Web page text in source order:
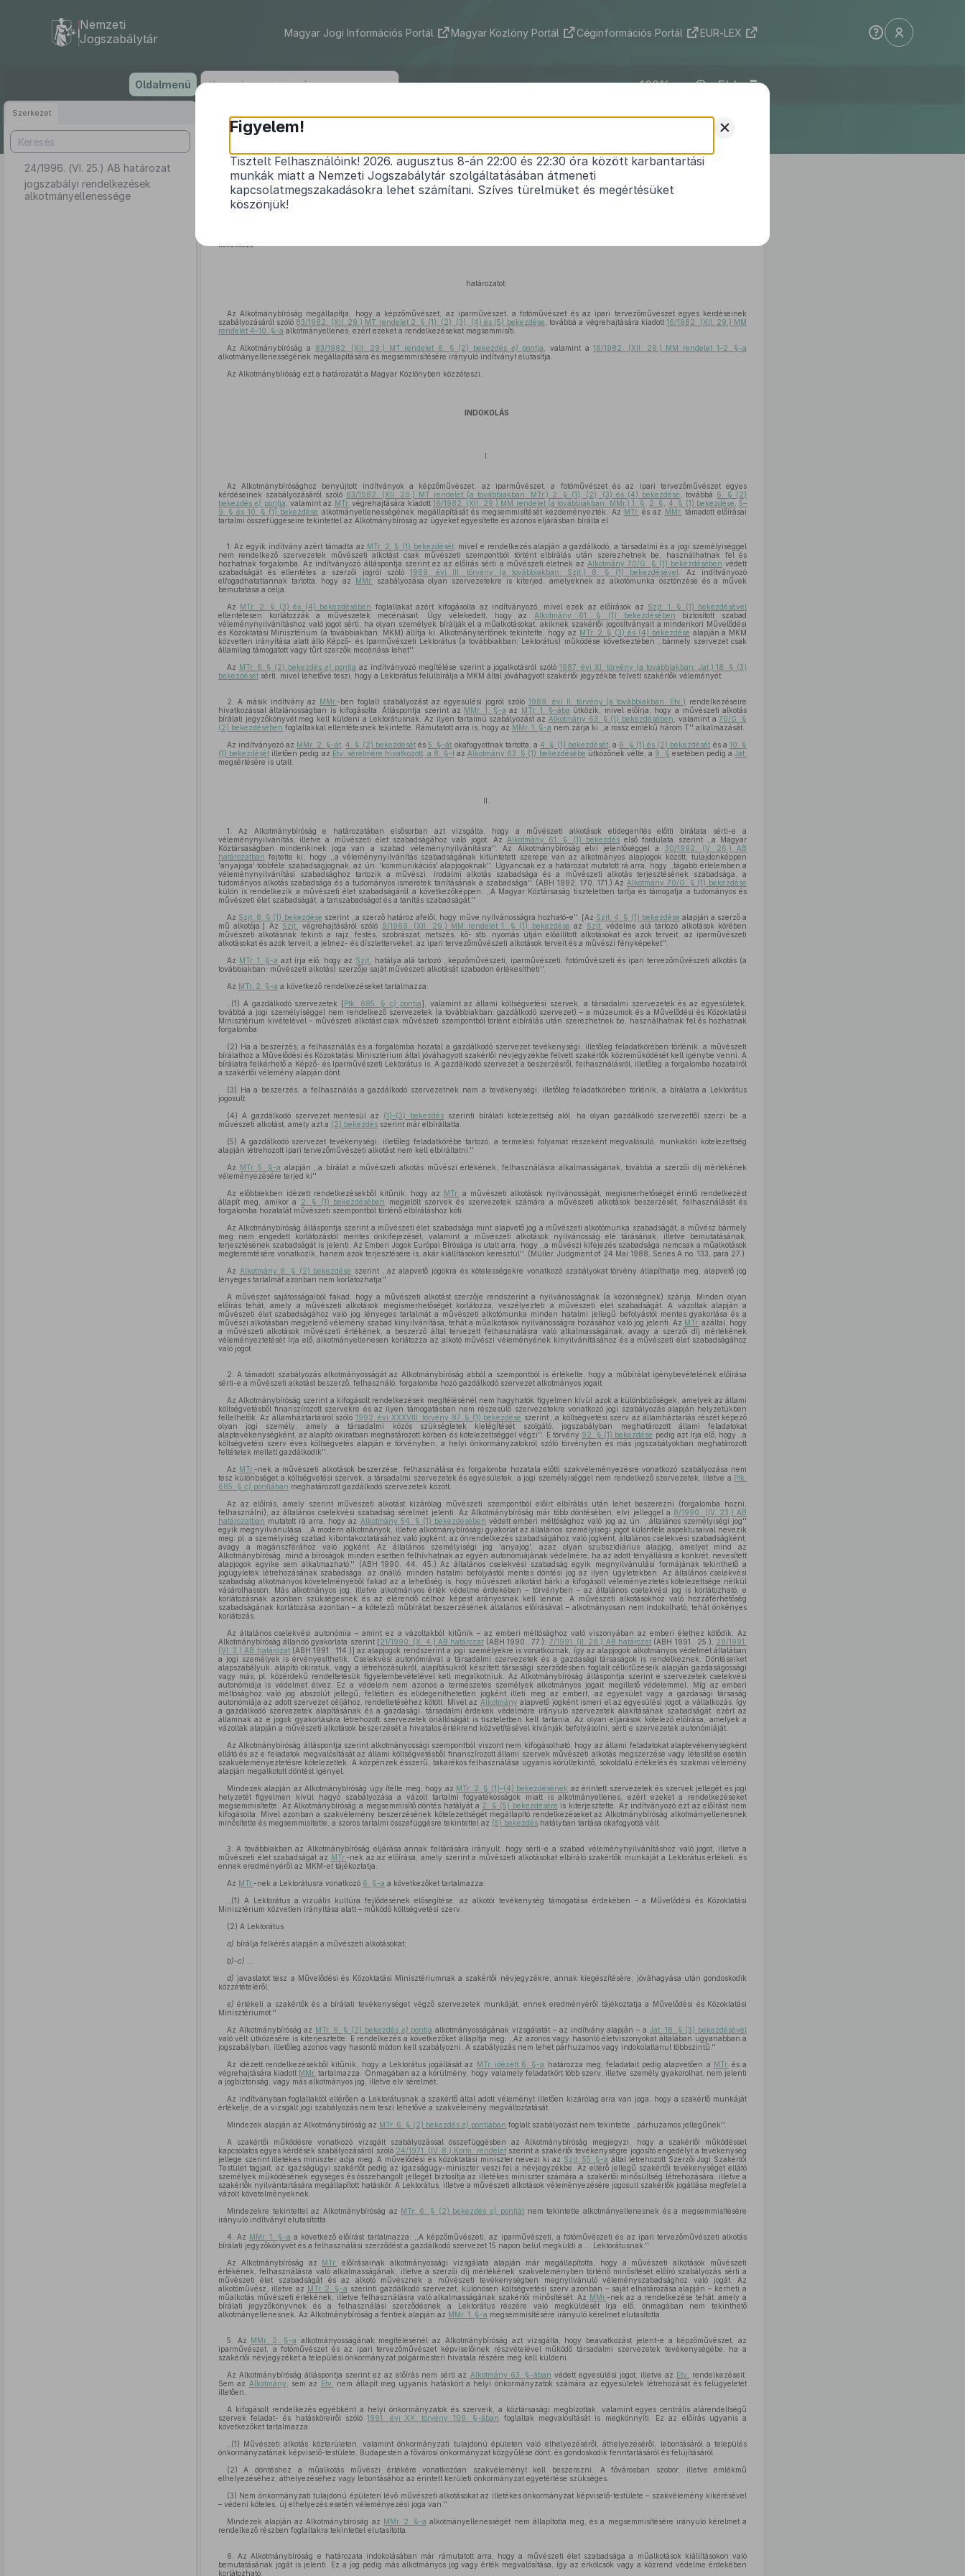
tartalomra
Nemzeti
Jogszabálytár
Magyar Jogi Információs Portál Magyar Közlöny Portál Céginformációs Portál EUR-LEX
Oldalmenü ELI
Szerkezet
24/1996. (VI. 25.) AB határozat
jogszabályi rendelkezések
alkotmányellenessége
24/1996. (VI. 25.) AB határozat1
A MAGYAR KÖZTÁRSASÁG NEVÉBEN!
Hatályos: 1996. 06. 25. – 2013. 03. 31.
következő
határozatot:
Az Alkotmánybíróság megállapítja, hogy a képzőművészet, az iparművészet, a fotóművészet és az ipari tervezőművészet egyes kérdéseinek
szabályozásáról szóló 83/1982. (XII. 29.) MT rendelet 2. § (1), (2), (3), (4) és (5) bekezdése , továbbá a végrehajtására kiadott16/1982. (XII. 29.) MM
rendelet 4–10. §-a alkotmányellenes, ezért ezeket a rendelkezéseket megsemmisíti.
Az Alkotmánybíróság a
83/1982. (XII. 29.) MT rendelet 6. § (2) bekezdés e) pontja , valamint a16/1982. (XII. 29.) MM rendelet 1–2. §-a
alkotmányellenességének megállapítására és megsemmisítésére irányuló indítványt elutasítja.
Az Alkotmánybíróság ezt a határozatát a Magyar Közlönyben közzéteszi.
INDOKOLÁS
I.
Az Alkotmánybírósághoz benyújtott indítványok a képzőművészet, az iparművészet, a fotóművészet és az ipari tervezőművészet egyes
kérdéseinek szabályozásáról szóló 83/1982. (XII. 29.) MT rendelet (a továbbiakban: MTr.) 2. § (1), (2), (3) és (4) bekezdése , továbbá 6. § (2)
bekezdése) pontja , valamint az MTr. végrehajtására kiadott 16/1982. (XII. 29.) MM rendelet (a továbbiakban: MMr.) 1. § 2. § 4. § (1) bekezdése ,5–
9. § és 10. § (1) bekezdése alkotmányellenességének megállapítását és megsemmisítését kezdeményezték. Az MTr. és az MMr. támadott előírásai
tartalmi összefüggéseire tekintettel az Alkotmánybíróság az ügyeket egyesítette és azonos eljárásban bírálta el.
1. Az egyik indítvány azért támadta az MTr. 2. § (1) bekezdését, mivel e rendelkezés alapján a gazdálkodó, a társadalmi és a jogi személyiséggel
nem rendelkező szervezetek művészeti alkotást csak művészeti szempontból történt elbírálás után szerezhetnek be, használhatnak fel és
hozhatnak forgalomba. Az indítványozó álláspontja szerint ez az előírás sérti a művészeti életnek az Alkotmány 70/G. § (1) bekezdésében védett
szabadságát és ellentétes a szerzői jogról szóló 1969. évi III. törvény (a továbbiakban: Szjt.) 8. § (1) bekezdésével . Az indítványozó
elfogadhatatlannak tartotta, hogy az MMr.
szabályozása olyan szervezetekre is kiterjed, amelyeknek az alkotómunka ösztönzése és a művek
bemutatása a célja.
Az MTr. 2. § (3) és (4) bekezdésében foglaltakat azért kifogásolta az indítványozó, mivel ezek az előírások az Szjt. 1. § (1) bekezdésével
ellentétesen korlátozzák a művészetek mecénásait. Úgy vélekedett, hogy az Alkotmány 61. § (1) bekezdésében biztosított szabad
véleménynyilvánításhoz való jogot sérti, ha olyan személyek bírálják el a műalkotásokat, akiknek szakértői jogosítványait a mindenkori Művelődési
és Közoktatási Minisztérium (a továbbiakban: MKM) állítja ki. Alkotmánysértőnek tekintette, hogy az MTr. 2. § (3) és (4) bekezdése alapján a MKM
közvetlen irányítása alatt álló Képző- és Iparművészeti Lektorátus (a továbbiakban: Lektorátus) működése következtében ,,bármely szervezet csak
államilag támogatott vagy tűrt szerzők mecénása lehet''.
Az MTr. 6. § (2) bekezdése) pontja az indítványozó megítélése szerint a jogalkotásról szóló1987. évi XI. törvény (a továbbiakban: Jat.) 18. § (3)
bekezdésétsérti, mivel lehetővé teszi, hogy a Lektorátus felülbírálja a MKM által jóváhagyott szakértői jegyzékbe felvett szakértők véleményét.
2. A másik indítvány az MMr.-ben foglalt szabályozást az egyesülési jogról szóló 1989. évi II. törvény (a továbbiakban: Etv.) rendelkezéseire
hivatkozással általánosságban is kifogásolta. Álláspontja szerint az MMr. 1. §-a az MTr. 1. §-ába ütközik, mivel előírja, hogy a művészeti alkotás
bírálati jegyzőkönyvét meg kell küldeni a Lektorátusnak. Az ilyen tartalmú szabályozást az Alkotmány 63. § (1) bekezdésében , valamint a70/G. §
(2) bekezdésében foglaltakkal ellentétesnek tekintette. Rámutatott arra is, hogy az MMr. 1. §-a nem zárja ki ,,a rossz emlékű három T'' alkalmazását.
Az indítványozó az MMr. 2. §-át,4. § (2) bekezdésétés5. §-át okafogyottnak tartotta, a4. § (1) bekezdését, a 6. § (1) és (2) bekezdését és a10. §
(1) bekezdésétilletően pedig az Etv. sérelmére hivatkozott, a 8. §-taz Alkotmány 63. § (1) bekezdésébe ütközőnek vélte, a 9. § esetében pedig aJat.
megsértésére is utalt.
II.
1. Az Alkotmánybíróság e határozatában elsősorban azt vizsgálta, hogy a művészeti alkotások elidegenítés előtti bírálata sérti-e a
véleménynyilvánítás, illetve a művészeti élet szabadságához való jogot. Az Alkotmány 61. § (1) bekezdéselső fordulata szerint ,,a Magyar
Köztársaságban mindenkinek joga van a szabad véleménynyilvánításra''. Az Alkotmánybíróság elvi jelentőséggel a 30/1992. (V. 26.) AB
határozatban fejtette ki, hogy ,,a véleménynyilvánítás szabadságának kitüntetett szerepe van az alkotmányos alapjogok között, tulajdonképpen
'anyajoga' többféle szabadságjognak, az ún. 'kommunikációs' alapjogoknak''. Ugyancsak ez a határozat mutatott rá arra, hogy ,,tágabb értelemben a
véleménynyilvánítási szabadsághoz tartozik a művészi, irodalmi alkotás szabadsága és a művészeti alkotás terjesztésének szabadsága, a
tudományos alkotás szabadsága és a tudományos ismeretek tanításának a szabadsága''. (ABH 1992. 170, 171.) Az Alkotmány 70/G. § (1) bekezdése
külön is rendelkezik a művészeti élet szabadságáról a következőképpen: ,,A Magyar Köztársaság tiszteletben tartja és támogatja a tudományos és
művészeti élet szabadságát, a tanszabadságot és a tanítás szabadságát.''
Az Szjt. 8. § (1) bekezdése szerint ,,a szerző határoz afelől, hogy műve nyilvánosságra hozható-e''. [Az Szjt. 4. § (1) bekezdése alapján a szerző a
mű alkotója.] Az Szjt. végrehajtásáról szóló 9/1969. (XII. 29.) MM rendelet 1. § (1) bekezdése az Szjt.
védelme alá tartozó alkotások körében
művészeti alkotásnak tekinti a rajz, festés, szobrászat, metszés, kő- stb. nyomás útján előállított alkotásokat és azok terveit, az iparművészeti
alkotásokat és azok terveit, a jelmez- és díszletterveket, az ipari tervezőművészeti alkotások terveit és a művészi fényképeket''.
Az MTr. 1. §-a azt írja elő, hogy az Szjt.
hatálya alá tartozó ,,képzőművészeti, iparművészeti, fotóművészeti és ipari tervezőművészeti alkotás (a
továbbiakban: művészeti alkotás) szerzője saját művészeti alkotását szabadon értékesítheti''.
Az MTr. 2. §-a a következő rendelkezéseket tartalmazza:
,,(1) A gazdálkodó szervezetek [Ptk. 685. § c) pontja], valamint az állami költségvetési szervek, a társadalmi szervezetek és az egyesületek,
továbbá a jogi személyiséggel nem rendelkező szervezetek (a továbbiakban: gazdálkodó szervezet) – a múzeumok és a Művelődési és Közoktatási
Minisztérium kivételével – művészeti alkotást csak művészeti szempontból történt elbírálás után szerezhetnek be, használhatnak fel és hozhatnak
forgalomba.
(2) Ha a beszerzés, a felhasználás és a forgalomba hozatal a gazdálkodó szervezet tevékenységi, illetőleg feladatkörében történik, a művészeti
bírálathoz a Művelődési és Közoktatási Minisztérium által jóváhagyott szakértői névjegyzékbe felvett szakértők közreműködését kell igénybe venni. A
bírálatra felkérhető a Képző- és Iparművészeti Lektorátus is. A gazdálkodó szervezet a beszerzésről, felhasználásról, illetőleg a forgalomba hozatalról
a szakértői vélemény alapján dönt.
(3) Ha a beszerzés, a felhasználás a gazdálkodó szervezetnek nem a tevékenységi, illetőleg feladatkörében történik, a bírálatra a Lektorátus
jogosult.
(4) A gazdálkodó szervezet mentesül az (1)–(3) bekezdés szerinti bírálati kötelezettség alól, ha olyan gazdálkodó szervezettől szerzi be a
művészeti alkotást, amely azt a (2) bekezdésszerint már elbíráltatta.
(5) A gazdálkodó szervezet tevékenységi, illetőleg feladatkörébe tartozó, a termelési folyamat részeként megvalósuló, munkaköri kötelezettség
alapján létrehozott ipari tervezőművészeti alkotást nem kell elbíráltatni.''
Az MTr. 5. §-a alapján ,,a bírálat a művészeti alkotás művészi értékének, felhasználásra alkalmasságának, továbbá a szerzői díj mértékének
véleményezésére terjed ki''.
Az előbbiekben idézett rendelkezésekből kitűnik, hogy az MTr. a művészeti alkotások nyilvánosságát, megismerhetőségét érintő rendelkezést
állapít meg, amikor a
2. § (1) bekezdésében megjelölt szervek és szervezetek számára a művészeti alkotások beszerzését, felhasználását és
forgalomba hozatalát művészeti szempontból történő elbíráláshoz köti.
Az Alkotmánybíróság álláspontja szerint a művészeti élet szabadsága mint alapvető jog a művészeti alkotómunka szabadságát, a művész bármely
meg nem engedett korlátozástól mentes önkifejezését, valamint a művészeti alkotások nyilvánosság elé tárásának, illetve bemutatásának,
terjesztésének szabadságát is jelenti. Az Emberi Jogok Európai Bírósága is utalt arra, hogy ,,a művészi kifejezés szabadsága nemcsak a műalkotások
megteremtésére vonatkozik, hanem azok terjesztésére is, akár kiállításokon keresztül''. (Müller, Judgment of 24 Mai 1988, Series A no. 133, para 27.)
Az Alkotmány 8. § (2) bekezdése szerint ,,az alapvető jogokra és kötelességekre vonatkozó szabályokat törvény állapíthatja meg, alapvető jog
lényeges tartalmát azonban nem korlátozhatja''.
A művészet sajátosságaiból fakad, hogy a művészeti alkotást szerzője rendszerint a nyilvánosságnak (a közönségnek) szánja. Minden olyan
előírás tehát, amely a művészeti alkotások megismerhetőségét korlátozza, veszélyezteti a művészeti élet szabadságát. A vázoltak alapján a
művészeti élet szabadságához való jog lényeges tartalmát a művészeti alkotómunka minden hatalmi jellegű befolyástól mentes gyakorlása és a
művészi alkotásban megjelenő vélemény szabad kinyilvánítása, tehát a műalkotások nyilvánosságra hozásához való jog jelenti. Az MTr. azáltal, hogy
a művészeti alkotások művészeti értékének, a beszerző által tervezett felhasználásra való alkalmasságának, avagy a szerzői díj mértékének
véleményeztetését írja elő, alkotmányellenesen korlátozza az alkotó művészi véleményének kinyilvánításához és a művészeti élet szabadságához
való jogot.
2. A támadott szabályozás alkotmányosságát az Alkotmánybíróság abból a szempontból is értékelte, hogy a műbírálat igénybevételének előírása
sérti-e a művészeti alkotást beszerző, felhasználó, forgalomba hozó gazdálkodó szervezet alkotmányos jogait.
Az Alkotmánybíróság szerint a kifogásolt rendelkezések megítélésénél nem hagyhatók figyelmen kívül azok a különbözőségek, amelyek az állami
költségvetésből finanszírozott szervekre és az ilyen támogatásban nem részesülő szervezetekre vonatkozó jogi szabályozás alapján helyzetükben
fellelhetők. Az államháztartásról szóló 1992. évi XXXVIII. törvény 87. § (1) bekezdése szerint ,,a költségvetési szerv az államháztartás részét képező
olyan jogi személy, amely a társadalmi közös szükségletek kielégítését szolgáló, jogszabályban meghatározott állami feladatokat
alaptevékenységként, az alapító okiratban meghatározott körben és kötelezettséggel végzi''. E törvény 92. § (1) bekezdése pedig azt írja elő, hogy ,,a
költségvetési szerv éves költségvetés alapján e törvényben, a helyi önkormányzatokról szóló törvényben és más jogszabályokban meghatározott
feltételek mellett gazdálkodik''.
Az MTr.-nek a művészeti alkotások beszerzése, felhasználása és forgalomba hozatala előtti szakvéleményezésre vonatkozó szabályozása nem
tesz különbséget a költségvetési szervek, a társadalmi szervezetek és egyesületek, a jogi személyiséggel nem rendelkező szervezetek, illetve a Ptk.
685. § c) pontjában meghatározott gazdálkodó szervezetek között.
Az az előírás, amely szerint művészeti alkotást kizárólag művészeti szempontból előírt elbírálás után lehet beszerezni (forgalomba hozni,
felhasználni), az általános cselekvési szabadság sérelmét jelenti. Az Alkotmánybíróság már több döntésében, elvi jelleggel a 8/1990. (IV. 23.) AB
határozatban mutatott rá arra, hogy az Alkotmány 54. § (1) bekezdésében védett emberi méltósághoz való jog az ún. ,,általános személyiségi jog''
egyik megnyilvánulása. ,,A modern alkotmányok, illetve alkotmánybírósági gyakorlat az általános személyiségi jogot különféle aspektusaival nevezik
meg: pl. a személyiség szabad kibontakoztatásához való jogként, az önrendelkezés szabadságához való jogként, általános cselekvési szabadságként,
avagy a magánszférához való jogként. Az általános személyiségi jog 'anyajog', azaz olyan szubszidiárius alapjog, amelyet mind az
Alkotmánybíróság, mind a bíróságok minden esetben felhívhatnak az egyén autonómiájának védelmére, ha az adott tényállásra a konkrét, nevesített
alapjogok egyike sem alkalmazható.'' (ABH 1990. 44, 45.) Az általános cselekvési szabadság egyik megnyilvánulási formájának tekinthető a
jogügyletek létrehozásának szabadsága, az önálló, minden hatalmi befolyástól mentes döntési jog az ilyen ügyletekben. Az általános cselekvési
szabadság alkotmányos követelményéből fakad az a lehetőség is, hogy művészeti alkotást bárki a kifogásolt véleményeztetés kötelezettsége nélkül
vásárolhasson. Más alkotmányos jog, illetve alkotmányos érték védelme érdekében – törvényben – az általános cselekvési jog is korlátozható, e
korlátozásnak azonban szükségesnek és az elérendő célhoz képest arányosnak kell lennie. A művészeti alkotásokhoz való hozzáférhetőség
szabadságának korlátozása azonban – a kötelező műbírálat beszerzésének általános előírásával – alkotmányosan nem indokolható, tehát önkényes
korlátozás.
Az általános cselekvési autonómia – amint ez a vázoltakból kitűnik – az emberi méltósághoz való viszonyában az emberi élethez kötődik. Az
Alkotmánybíróság állandó gyakorlata szerint [21/1990. (X. 4.) AB határozat (ABH 1990., 77.); 7/1991. (II. 28.) AB határozat(ABH 1991., 25.), 28/1991.
(VI. 3.) AB határozat(ABH 1991., 114.)] az alapjogok rendszerint a jogi személyekre is vonatkoznak, így az alapjogok alkotmányos védelmét általában
a jogi személyek is érvényesíthetik. Cselekvési autonómiával a társadalmi szervezetek és a gazdasági társaságok is rendelkeznek. Döntéseiket
alapszabályuk, alapító okiratuk, vagy a létrehozásukról, alapításukról készített társasági szerződésben foglalt célkitűzéseik alapján gazdaságossági
vagy más, pl. közérdekű rendeltetésük figyelembevételével kell megalkotniuk. Az Alkotmánybíróság álláspontja szerint e szervezetek cselekvési
autonómiája is védelmet élvez. Ez a védelem nem azonos a természetes személyek alkotmányos jogait megillető védelemmel. Míg az emberi
méltósághoz való jog abszolút jellegű, feltétlen és elidegeníthetetlen jogként illeti meg az embert, az egyesület vagy a gazdasági társaság
autonómiája az adott szervezet céljához, rendeltetéséhez kötött. Mivel az Alkotmány alapvető jogként ismeri el az egyesülési jogot, a vállalkozás, így
a gazdálkodó szervezetek alapításának és a gazdasági, társadalmi érdekek védelmére irányuló szervezetek alakításának szabadságát, ezért az
államnak az e jogok gyakorlására létrehozott szervezetek önállóságát is tiszteletben kell tartania. Az olyan eljárások kötelező előírása, amelyek a
vázoltak alapján a művészeti alkotások beszerzését a hivatalos értékrend közvetítésével kívánják befolyásolni, sérti e szervezetek autonómiáját.
Az Alkotmánybíróság álláspontja szerint alkotmányossági szempontból viszont nem kifogásolható, hogy az állami feladatokat alaptevékenységként
ellátó és az e feladatok megvalósítását az állami költségvetésből finanszírozott állami szervek művészeti alkotás megszerzése vagy létesítése esetén
szakvéleményeztetésre kötelezettek. A közpénzek ésszerű, takarékos felhasználása ugyanis körültekintő, sokoldalú értékelés és szakmai vélemény
alapján megalkotott döntést igényel.
Mindezek alapján az Alkotmánybíróság úgy ítélte meg, hogy az MTr. 2. § (1)–(4) bekezdésének az érintett szervezetek és szervek jellegét és jogi
helyzetét figyelmen kívül hagyó szabályozása a vázolt tartalmi fogyatékosságok miatt is alkotmányellenes, ezért ezeket a rendelkezéseket
megsemmisítette. Az Alkotmánybíróság a megsemmisítő döntés hatályát a 2. § (5) bekezdésére is kiterjesztette. Az indítványozó ezt az előírást nem
kifogásolta. Mivel azonban a szakvélemény beszerzésének kötelezettségét megállapító rendelkezéseket az Alkotmánybíróság alkotmányellenesnek
minősítette és megsemmisítette, a szoros tartalmi összefüggésre tekintettel az (5) bekezdéshatályban tartása okafogyottá vált.
3. A továbbiakban az Alkotmánybíróság eljárása annak feltárására irányult, hogy sérti-e a szabad véleménynyilvánításhoz való jogot, illetve a
művészeti élet szabadságát az MTr.-nek az az előírása, amely szerint a művészeti alkotásokat elbíráló szakértők munkáját a Lektorátus értékeli, és
ennek eredményéről az MKM-et tájékoztatja.
Az MTr.-nek a Lektorátusra vonatkozó 6. §-a a következőket tartalmazza:
,,(1) A Lektorátus a vizuális kultúra fejlődésének elősegítése, az alkotói tevékenység támogatása érdekében – a Művelődési és Közoktatási
Minisztérium közvetlen irányítása alatt – működő költségvetési szerv.
(2) A Lektorátus
a) bírálja felkérés alapján a művészeti alkotásokat;
b)–c)
d) javaslatot tesz a Művelődési és Közoktatási Minisztériumnak a szakértői névjegyzékre, annak kiegészítésére; jóváhagyása után gondoskodik
közzétételéről;
e) értékeli a szakértők és a bírálati tevékenységet végző szervezetek munkáját, ennek eredményéről tájékoztatja a Művelődési és Közoktatási
Minisztériumot.''
Az Alkotmánybíróság az MTr. 6. § (2) bekezdés e) pontja alkotmányosságának vizsgálatát – az indítvány alapján – a Jat. 18. § (3) bekezdésével
való vélt ütközésére is kiterjesztette. E rendelkezés a következőket állapítja meg: ,,Az azonos vagy hasonló életviszonyokat általában ugyanabban a
jogszabályban, illetőleg azonos vagy hasonló módon kell szabályozni. A szabályozás nem lehet párhuzamos vagy indokolatlanul többszintű.''
Az idézett rendelkezésekből kitűnik, hogy a Lektorátus jogállását az MTr. idézett 6. §-a határozza meg, feladatait pedig alapvetően a MTr. és a
végrehajtására kiadott MMr. tartalmazza. Önmagában az a körülmény, hogy valamely feladatkört több szerv, illetve személy gyakorolhat, nem jelenti
a jogbiztonság, vagy más alkotmányos jog, illetve elv sérelmét.
Az indítványban foglaltaktól eltérően a Lektorátusnak a szakértő által adott véleményt illetően kizárólag arra van joga, hogy a szakértő munkáját
értékelje, de a vizsgált jogi szabályozás nem teszi lehetővé a szakvélemény megváltoztatását.
Mindezek alapján az Alkotmánybíróság az MTr. 6. § (2) bekezdés e) pontjában foglalt szabályozást nem tekintette ,,párhuzamos jellegűnek''.
A szakértői működésre vonatkozó vizsgált szabályozással összefüggésben az Alkotmánybíróság megjegyzi, hogy a szakértői működéssel
kapcsolatos egyes kérdések szabályozásáról szóló 24/1971. (IV. 8.) Korm. rendeletszerint a szakértői tevékenységre jogosító engedélyt a tevékenység
jellege szerint illetékes miniszter adja meg. A művelődési és közoktatási miniszter nevezi ki az Szjt. 55. §-a által létrehozott Szerzői Jogi Szakértői
Testület tagjait, az igazságügyi szakértőt pedig az igazságügy-miniszter veszi fel a névjegyzékbe. Az eltérő jellegű szakértői tevékenységet ellátó
személyek működésének egységes és összehangolt jellegét biztosítja az illetékes miniszter számára a szakértői minősültség létrehozására, illetve a
szakértők nyilvántartására megállapított hatáskör. A Lektorátus, illetve a művészeti alkotások véleményezésére jogosult szakértők jogállása megfelel a
vázolt követelményeknek.
Mindezekre tekintettel az Alkotmánybíróság az MTr. 6. § (2) bekezdése) pontjátnem tekintette alkotmányellenesnek és a megsemmisítésére
irányuló indítványt elutasította.
4. Az MMr. 1. §-a a következő előírást tartalmazza: ,,A képzőművészeti, az iparművészeti, a fotóművészeti és az ipari tervezőművészeti alkotás
bírálati jegyzőkönyvét és a felhasználási szerződést a gazdálkodó szervezet 15 napon belül megküldi a … Lektorátusnak.''
Az Alkotmánybíróság az MTr.
előírásainak alkotmányossági vizsgálata alapján már megállapította, hogy a művészeti alkotások művészeti
értékének, felhasználásra való alkalmasságának, illetve a szerzői díj mértékének szakvéleményben történő minősítését előíró szabályozás sérti a
művészeti élet szabadságát és az alkotó művésznek a művészeti tevékenységben megnyilvánuló véleményszabadsághoz való jogát. Az
alkotóművész, illetve az MTr. 2. §-a szerinti gazdálkodó szervezet, különösen költségvetési szerv azonban – saját elhatározása alapján – kérheti a
műalkotás művészeti értékének, illetve felhasználásra való alkalmasságának szakértői minősítését. Az MMr.-nek az a rendelkezése tehát, amely a
bírálati jegyzőkönyvnek és a felhasználási szerződésnek a Lektorátus részére való megküldését írja elő, önmagában nem tekinthető
alkotmányellenesnek. Az Alkotmánybíróság a fentiek alapján az MMr. 1. §-a megsemmisítésére irányuló kérelmet elutasította.
5. Az MMr. 2. §-a alkotmányosságának megítélésénél az Alkotmánybíróság azt vizsgálta, hogy beavatkozást jelent-e a képzőművészet, az
iparművészet, a fotóművészet és az ipari tervezőművészet képviselőinek részvételével működő társadalmi szervezetek tevékenységébe, ha a
szakértői névjegyzéket a települési önkormányzat polgármesteri hivatala részére meg kell küldeni.
Az Alkotmánybíróság álláspontja szerint ez az előírás nem sérti az Alkotmány 63. §-ában védett egyesülési jogot, illetve az Etv.
rendelkezéseit.
Sem az Alkotmány , sem az Etv.
nem állapít meg ugyanis hatáskört a helyi önkormányzatok számára az egyesületek létrehozását és felügyeletét
illetően.
A kifogásolt rendelkezés egyébként a helyi önkormányzatok és szerveik, a köztársasági megbízottak, valamint egyes centrális alárendeltségű
szervek feladat- és hatásköreiről szóló1991. évi XX. törvény 109. §-ában foglaltak megvalósítását is megkönnyíti. Ez az előírás ugyanis a
következőket tartalmazza:
,,(1) Művészeti alkotás közterületen, valamint önkormányzati tulajdonú épületen való elhelyezéséről, áthelyezéséről, lebontásáról a település
önkormányzatának képviselő-testülete, Budapesten a fővárosi önkormányzat közgyűlése dönt, és gondoskodik fenntartásáról és felújításáról.
(2) A döntéshez a műalkotás művészi értékére vonatkozóan szakvéleményt kell beszerezni. A fővárosban szobor, illetve emlékmű
elhelyezéséhez, áthelyezéséhez vagy lebontásához az érintett kerületi önkormányzat egyetértése szükséges.
(3) Nem önkormányzati tulajdonú épületen lévő művészeti alkotásokat az illetékes önkormányzat képviselő-testülete – szakvélemény kikérésével
– védeni köteles, új elhelyezés esetén véleményezési joga van.''
Mindezek alapján az Alkotmánybíróság az MMr. 2. §-a alkotmányellenességét nem állapította meg, és a megsemmisítésére irányuló kérelmet a
rendelkező részben foglaltakra tekintettel elutasította.
6. Az Alkotmánybíróság e határozata indokolásában már rámutatott arra, hogy a művészeti élet szabadsága a műalkotások kiállításokon való
bemutatásának jogát is jelenti. Ez a jog pedig más alkotmányos jog vagy érték megvalósítása, így az erkölcsök vagy a közrend védelme érdekében
korlátozható.
+
Figyelem!
Tisztelt Felhasználóink! 2026. augusztus 8-án 22:00 és 22:30 óra között karbantartási
munkák miatt a Nemzeti Jogszabálytár szolgáltatásában átmeneti
kapcsolatmegszakadásokra lehet számítani. Szíves türelmüket és megértésüket
köszönjük!